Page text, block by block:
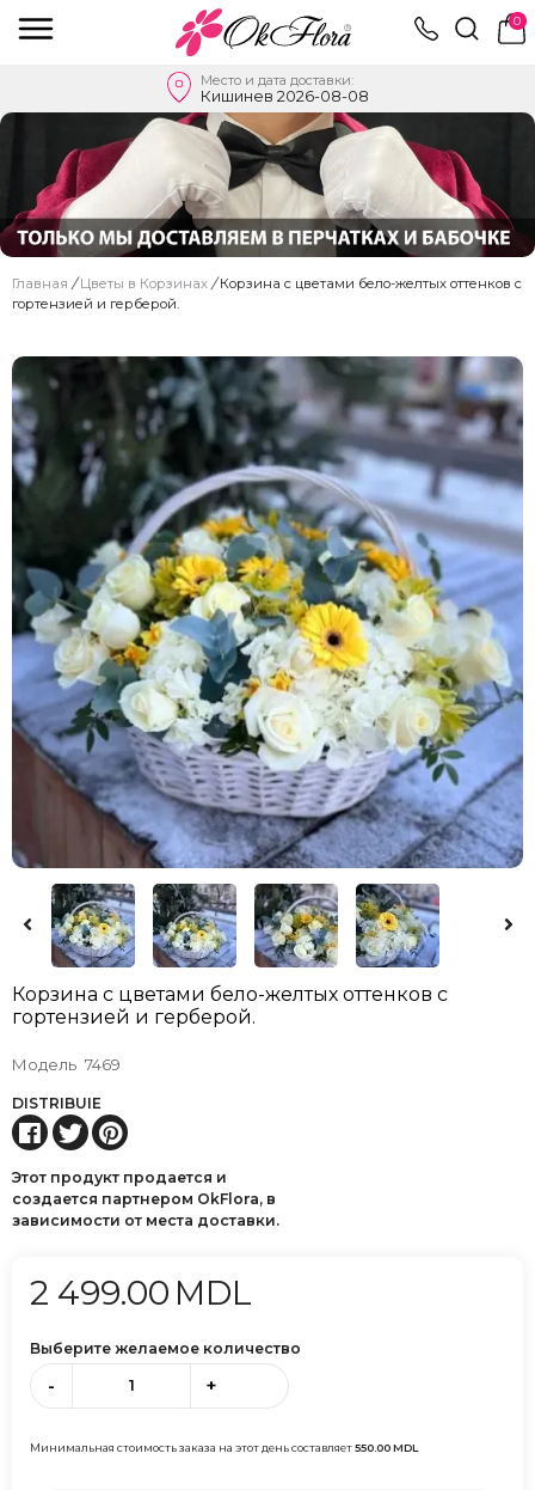
0
Место и дата доставки:
Кишинев 2026-08-08
Главная / Цветы в Корзинах / Корзина с цветами бело-желтых оттенков с
гортензией и герберой.
Корзина с цветами бело-желтых оттенков с
гортензией и герберой.
Модель 7469
DISTRIBUIE
Этот продукт продается и
создается партнером OkFlora, в
зависимости от места доставки.
2 499.00 MDL
Выберите желаемое количество
- +
Минимальная стоимость заказа на этот день составляет550.00MDL